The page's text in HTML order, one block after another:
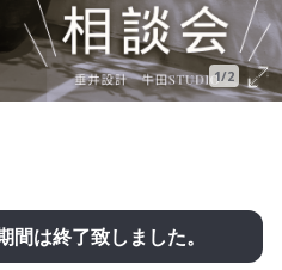
1/2
間は終了致しました。